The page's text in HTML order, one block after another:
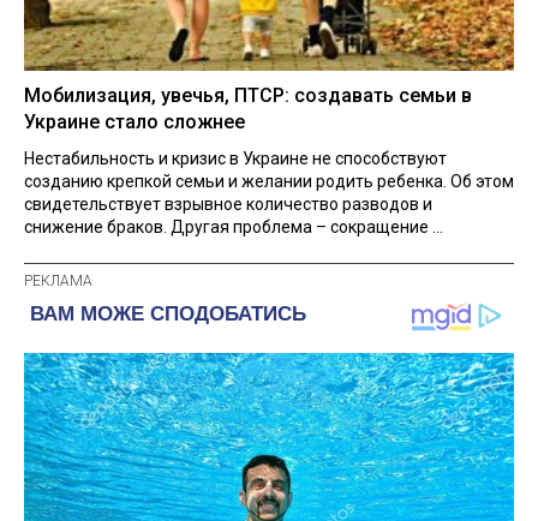
Мобилизация, увечья, ПТСР: создавать семьи в
Украине стало сложнее
Нестабильность и кризис в Украине не способствуют
созданию крепкой семьи и желании родить ребенка. Об этом
свидетельствует взрывное количество разводов и
снижение браков. Другая проблема – сокращение ...